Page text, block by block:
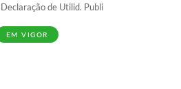
Declaração de Utilid. Publi
EM VIGOR